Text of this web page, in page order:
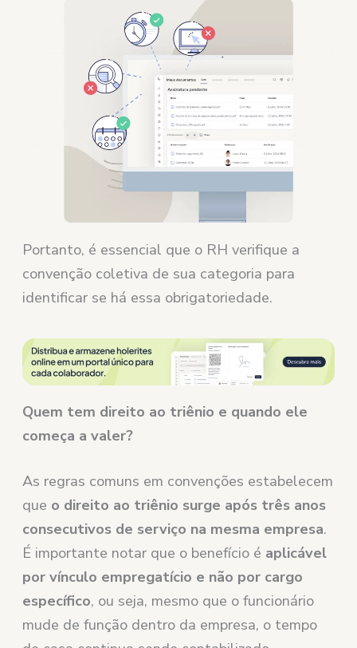
Portanto, é essencial que o RH verifique a
convenção coletiva de sua categoria para
identificar se há essa obrigatoriedade.
Quem tem direito ao triênio e quando ele
começa a valer?
As regras comuns em convenções estabelecem
que o direito ao triênio surge após três anos
consecutivos de serviço na mesma empresa.
É importante notar que o benefício é aplicável
por vínculo empregatício e não por cargo
específico, ou seja, mesmo que o funcionário
mude de função dentro da empresa, o tempo